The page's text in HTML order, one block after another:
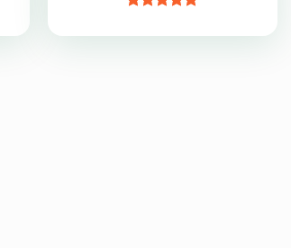
hạng55